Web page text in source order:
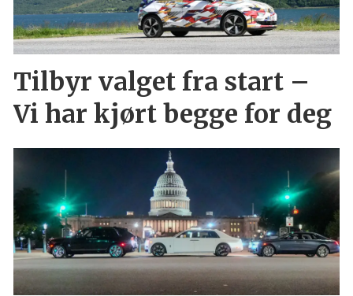
Tilbyr valget fra start –
Vi har kjørt begge for deg